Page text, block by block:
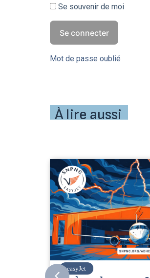
Se souvenir de moi
Mot de passe oublié
À lire aussi
SNPNC